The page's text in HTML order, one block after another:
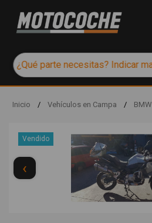
Inicio / Vehículos en Campa / BMW
Vendido
‹